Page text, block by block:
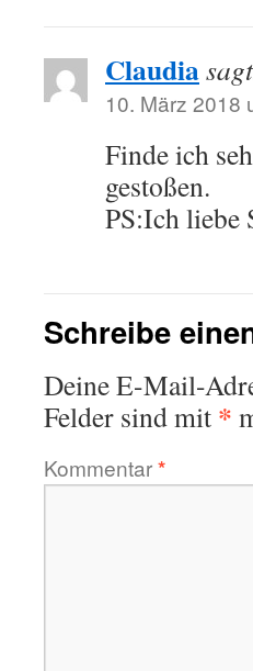
Claudia
10. März 2018
Finde ich
gestoßen.
PS:Ich liebe
Schreibe
Deine E-Mail-
Felder sind mit *
Kommentar*